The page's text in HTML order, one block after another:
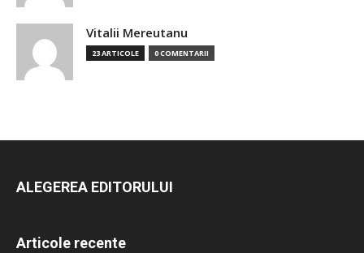
Vitalii Mereutanu
23 ARTICOLE 0 COMENTARII
ALEGEREA EDITORULUI
Articole recente